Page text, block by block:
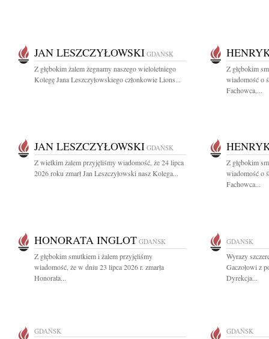
JAN LESZCZYŁOWSKI GDAŃSK
Z głębokim żalem żegnamy naszego wieloletniego
Kolegę Jana Leszczyłowskiego członkowie Lions...
Z głębokim
wiadomość o
Fachowca,...
JAN LESZCZYŁOWSKI GDAŃSK
Z wielkim żalem przyjęliśmy wiadomość, że 24 lipca
2026 roku zmarł Jan Leszczyłowski nasz Kolega...
Z głębokim
wiadomość o
Fachowca...
HONORATA INGLOT GDAŃSK
Z głębokim smutkiem i żalem przyjęliśmy
wiadomość, że w dniu 23 lipca 2026 r. zmarła
Honorata...
GDAŃSK
Wyrazy
Gaczołowi z
Dyrekcja...
GDAŃSK GDAŃSK